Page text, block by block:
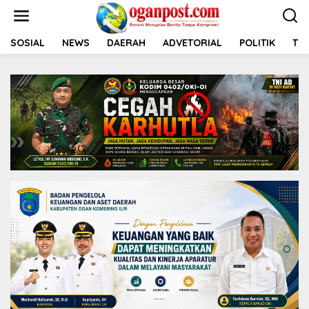
t
SOSIAL NEWS DAERAH ADVETORIAL POLITIK